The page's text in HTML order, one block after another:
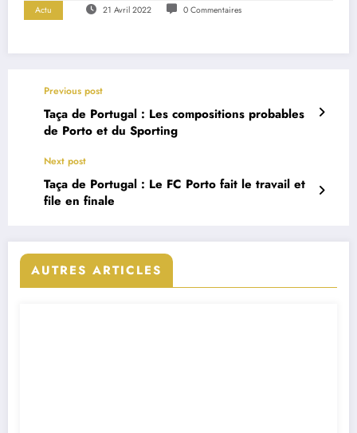
Actu 21 Avril 2022 0 Commentaires
Previous post
Taça de Portugal : Les compositions probables
de Porto et du Sporting
Next post
Taça de Portugal : Le FC Porto fait le travail et
file en finale
AUTRES ARTICLES